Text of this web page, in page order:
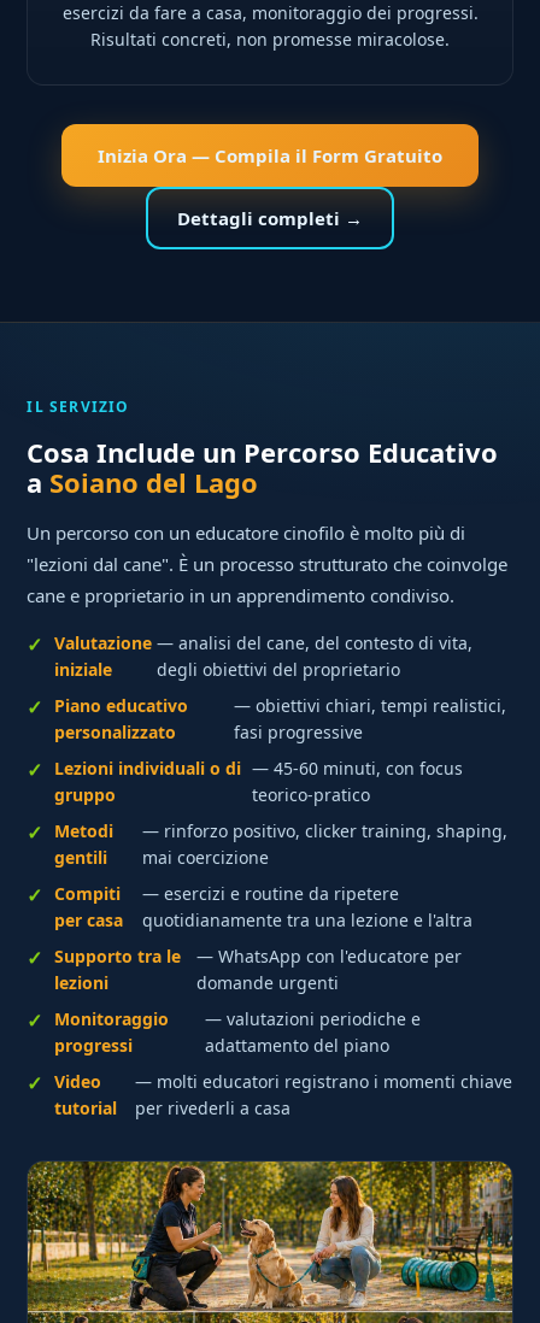
esercizi da fare a casa, monitoraggio dei progressi.
Risultati concreti, non promesse miracolose.
Inizia Ora — Compila il Form Gratuito
Dettagli completi →
IL SERVIZIO
Cosa Include un Percorso Educativo
a Soiano del Lago
Un percorso con un educatore cinofilo è molto più di
"lezioni dal cane". È un processo strutturato che coinvolge
cane e proprietario in un apprendimento condiviso.
Valutazione
iniziale
— analisi del cane, del contesto di vita,
degli obiettivi del proprietario
Piano educativo
personalizzato
— obiettivi chiari, tempi realistici,
fasi progressive
Lezioni individuali o di
gruppo
— 45-60 minuti, con focus
teorico-pratico
Metodi
gentili
— rinforzo positivo, clicker training, shaping,
mai coercizione
Compiti
per casa
— esercizi e routine da ripetere
quotidianamente tra una lezione e l'altra
Supporto tra le
lezioni
— WhatsApp con l'educatore per
domande urgenti
Monitoraggio
progressi
— valutazioni periodiche e
adattamento del piano
Video
tutorial
— molti educatori registrano i momenti chiave
per rivederli a casa